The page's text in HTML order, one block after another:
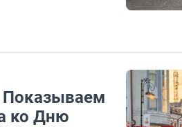
Показываем
ко Дню